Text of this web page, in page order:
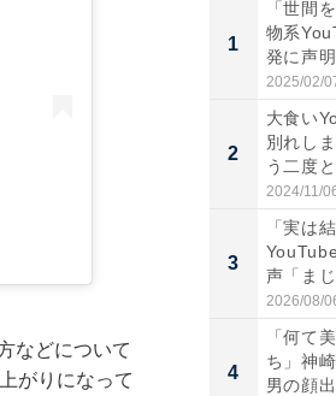
などについて
がりになって
1
「世間
物系
発に声
2025/02/
2
大食い
別れし
う二度
2024/11/
3
「実は
声「ま
2026/08/
4
「何て
ち」神
男の顔